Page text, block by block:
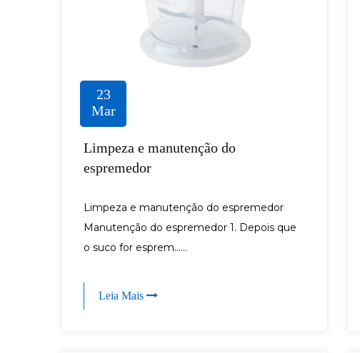
23
Mar
Limpeza e manutenção do
espremedor
Limpeza e manutenção do espremedor
Manutenção do espremedor 1. Depois que
o suco for esprem......
Leia Mais